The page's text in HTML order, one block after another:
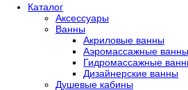
Каталог
Аксессуары
Ванны
Акриловые ванны
Аэромассажные ванны
Гидромассажные
Дизайнерские ванны
Душевые кабины